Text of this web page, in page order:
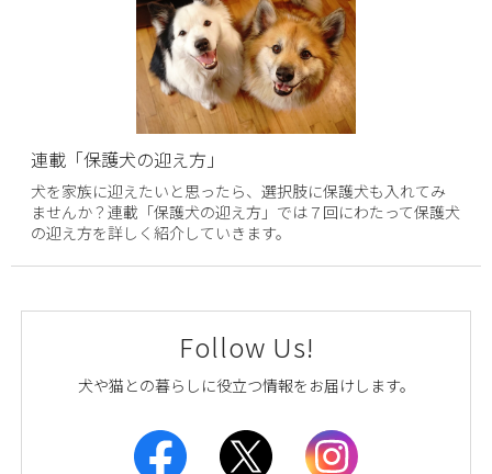
連載「保護犬の迎え方」
犬を家族に迎えたいと思ったら、選択肢に保護犬も入れてみ
ませんか？連載「保護犬の迎え方」では７回にわたって保護犬
の迎え方を詳しく紹介していきます。
Follow Us!
犬や猫との暮らしに役立つ情報をお届けします。